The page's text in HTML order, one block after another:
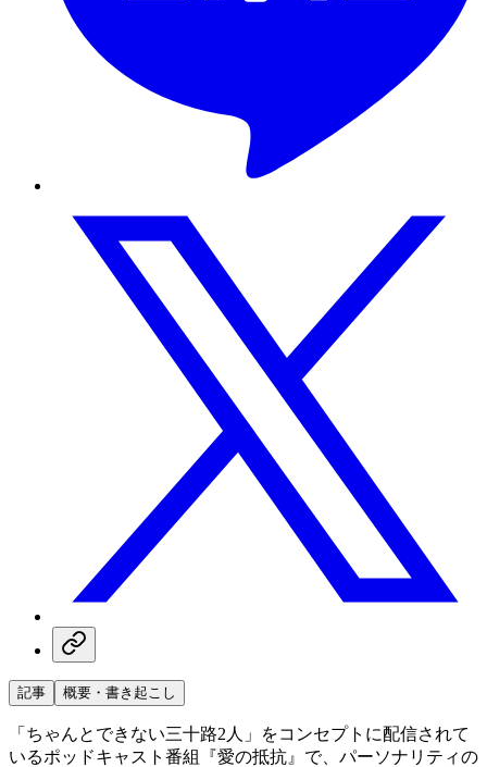
記事 概要・書き起こし
「ちゃんとできない三十路2人」をコンセプトに配信されて
いるポッドキャスト番組『愛の抵抗』で、パーソナリティの